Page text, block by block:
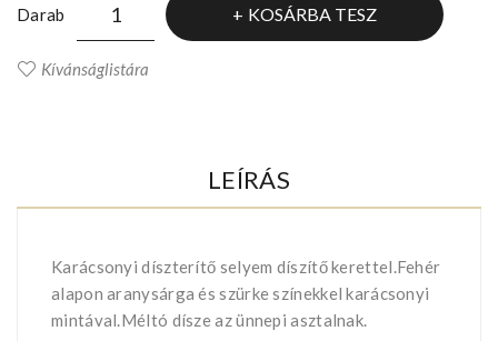
Darab KOSÁRBA TESZ
Kívánságlistára
LEÍRÁS
Karácsonyi díszterítő selyem díszítő kerettel.Fehér
alapon aranysárga és szürke színekkel karácsonyi
mintával.Méltó dísze az ünnepi asztalnak.